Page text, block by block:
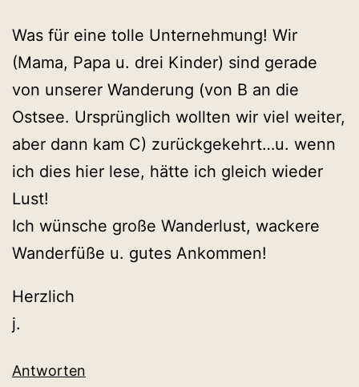
Was für eine tolle Unternehmung! Wir
(Mama, Papa u. drei Kinder) sind gerade
von unserer Wanderung (von B an die
Ostsee. Ursprünglich wollten wir viel weiter,
aber dann kam C) zurückgekehrt…u. wenn
ich dies hier lese, hätte ich gleich wieder
Lust!
Ich wünsche große Wanderlust, wackere
Wanderfüße u. gutes Ankommen!
Herzlich
j.
Antworten